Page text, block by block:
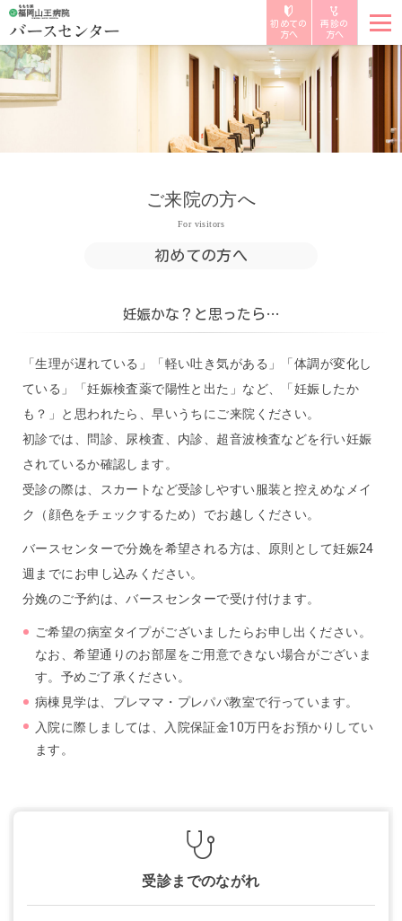
初めての
方へ
再診の
方へ
ご来院の方へ
For visitors
初めての方へ
妊娠かな？と思ったら…
「生理が遅れている」「軽い吐き気がある」「体調が変化し
ている」「妊娠検査薬で陽性と出た」など、「妊娠したか
も？」と思われたら、早いうちにご来院ください。
初診では、問診、尿検査、内診、超音波検査などを行い妊娠
されているか確認します。
受診の際は、スカートなど受診しやすい服装と控えめなメイ
ク（顔色をチェックするため）でお越しください。
バースセンターで分娩を希望される方は、原則として妊娠24
週までにお申し込みください。
分娩のご予約は、バースセンターで受け付けます。
ご希望の病室タイプがございましたらお申し出ください。
なお、希望通りのお部屋をご用意できない場合がございま
す。予めご了承ください。
病棟見学は、プレママ・プレパパ教室で行っています。
入院に際しましては、入院保証金10万円をお預かりしてい
ます。
受診までのながれ